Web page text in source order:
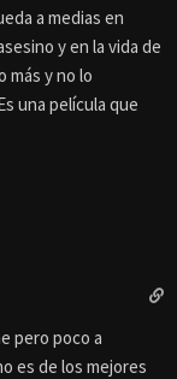
a medias en
y en la vida de
más y no lo
una película que
pero poco a
es de los mejores